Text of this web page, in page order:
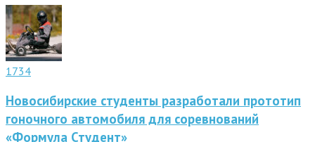
1734
Новосибирские студенты разработали прототип
гоночного автомобиля для соревнований
«Формула Студент»